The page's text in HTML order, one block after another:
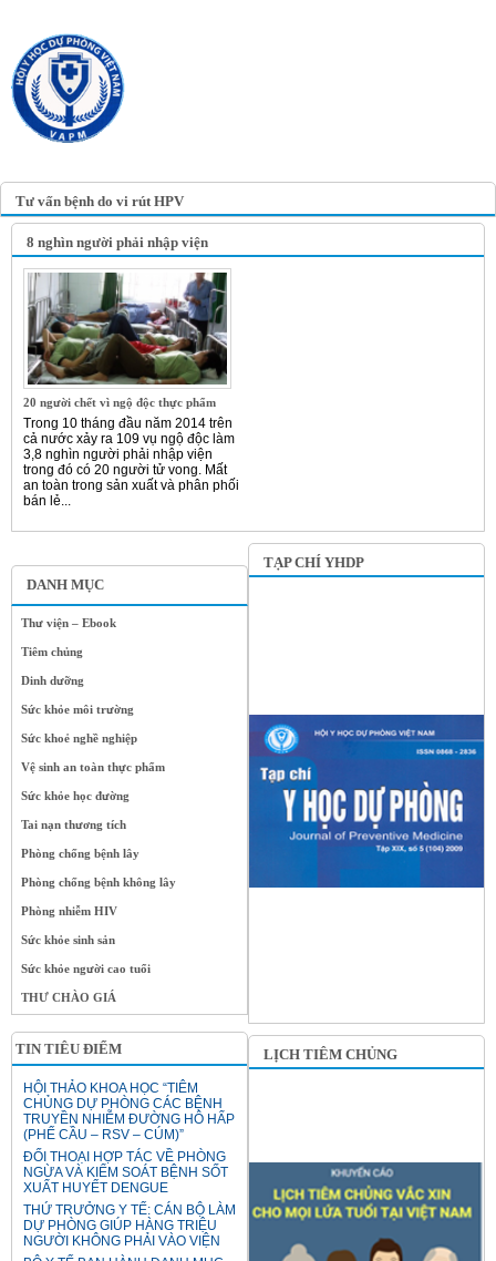
Tư vấn bệnh do vi rút HPV
DANH MỤC
Thư viện – Ebook
Tiêm chủng
Dinh dưỡng
Sức khỏe môi trường
Sức khoẻ nghề nghiệp
Vệ sinh an toàn thực phẩm
Sức khỏe học đường
Tai nạn thương tích
Phòng chống bệnh lây
Phòng chống bệnh không lây
Phòng nhiễm HIV
Sức khỏe sinh sản
Sức khỏe người cao tuổi
THƯ CHÀO GIÁ
TIN TIÊU ĐIỂM
HỘI THẢO KHOA HỌC “TIÊM
CHỦNG DỰ PHÒNG CÁC BỆNH
TRUYỀN NHIỄM ĐƯỜNG HÔ HẤP
(PHẾ CẦU – RSV – CÚM)”
ĐỐI THOẠI HỢP TÁC VỀ PHÒNG
NGỪA VÀ KIỂM SOÁT BỆNH SỐT
XUẤT HUYẾT DENGUE
THỨ TRƯỞNG Y TẾ: CÁN BỘ LÀM
DỰ PHÒNG GIÚP HÀNG TRIỆU
NGƯỜI KHÔNG PHẢI VÀO VIỆN
8 nghìn người phải nhập viện
20 người chết vì ngộ độc thực phẩm
Trong 10 tháng đầu năm 2014 trên
cả nước xảy ra 109 vụ ngộ độc làm
3,8 nghìn người phải nhập viện
trong đó có 20 người tử vong. Mất
an toàn trong sản xuất và phân phối
bán lẻ...
TẠP CHÍ YHDP
LỊCH TIÊM CHỦNG